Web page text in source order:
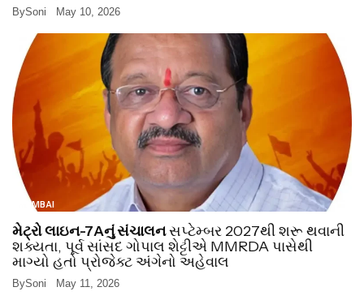
BySoni May 10, 2026
MUMBAI
મેટ્રો લાઇન-7Aનું સંચાલનસપ્ટેમ્બર 2027થી શરૂ થવાની
શક્યતા, પૂર્વ સાંસદ ગોપાલ શેટ્ટીએ MMRDA પાસેથી
માગ્યો હતો પ્રોજેક્ટ અંગેનો અહેવાલ
BySoni May 11, 2026